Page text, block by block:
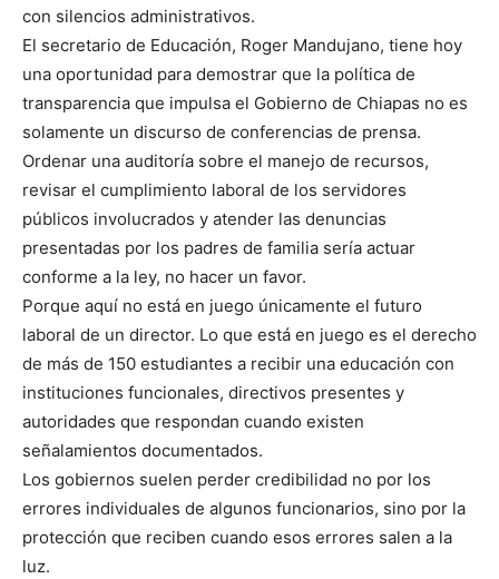
con silencios administrativos.
El secretario de Educación, Roger Mandujano, tiene hoy
una oportunidad para demostrar que la política de
transparencia que impulsa el Gobierno de Chiapas no es
solamente un discurso de conferencias de prensa.
Ordenar una auditoría sobre el manejo de recursos,
revisar el cumplimiento laboral de los servidores
públicos involucrados y atender las denuncias
presentadas por los padres de familia sería actuar
conforme a la ley, no hacer un favor.
Porque aquí no está en juego únicamente el futuro
laboral de un director. Lo que está en juego es el derecho
de más de 150 estudiantes a recibir una educación con
instituciones funcionales, directivos presentes y
autoridades que respondan cuando existen
señalamientos documentados.
Los gobiernos suelen perder credibilidad no por los
errores individuales de algunos funcionarios, sino por la
protección que reciben cuando esos errores salen a la
luz.